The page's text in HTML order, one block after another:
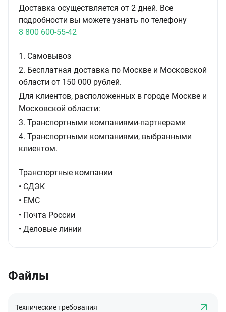
Доставка осуществляется от 2 дней. Все
подробности вы можете узнать по телефону
8 800 600-55-42
1. Самовывоз
2. Бесплатная доставка по Москве и Московской
области от 150 000 рублей.
Для клиентов, расположенных в городе Москве и
Московской области:
3. Транспортными компаниями-партнерами
4. Транспортными компаниями, выбранными
клиентом.
Транспортные компании
• СДЭК
• ЕМС
• Почта России
• Деловые линии
Файлы
Технические требования